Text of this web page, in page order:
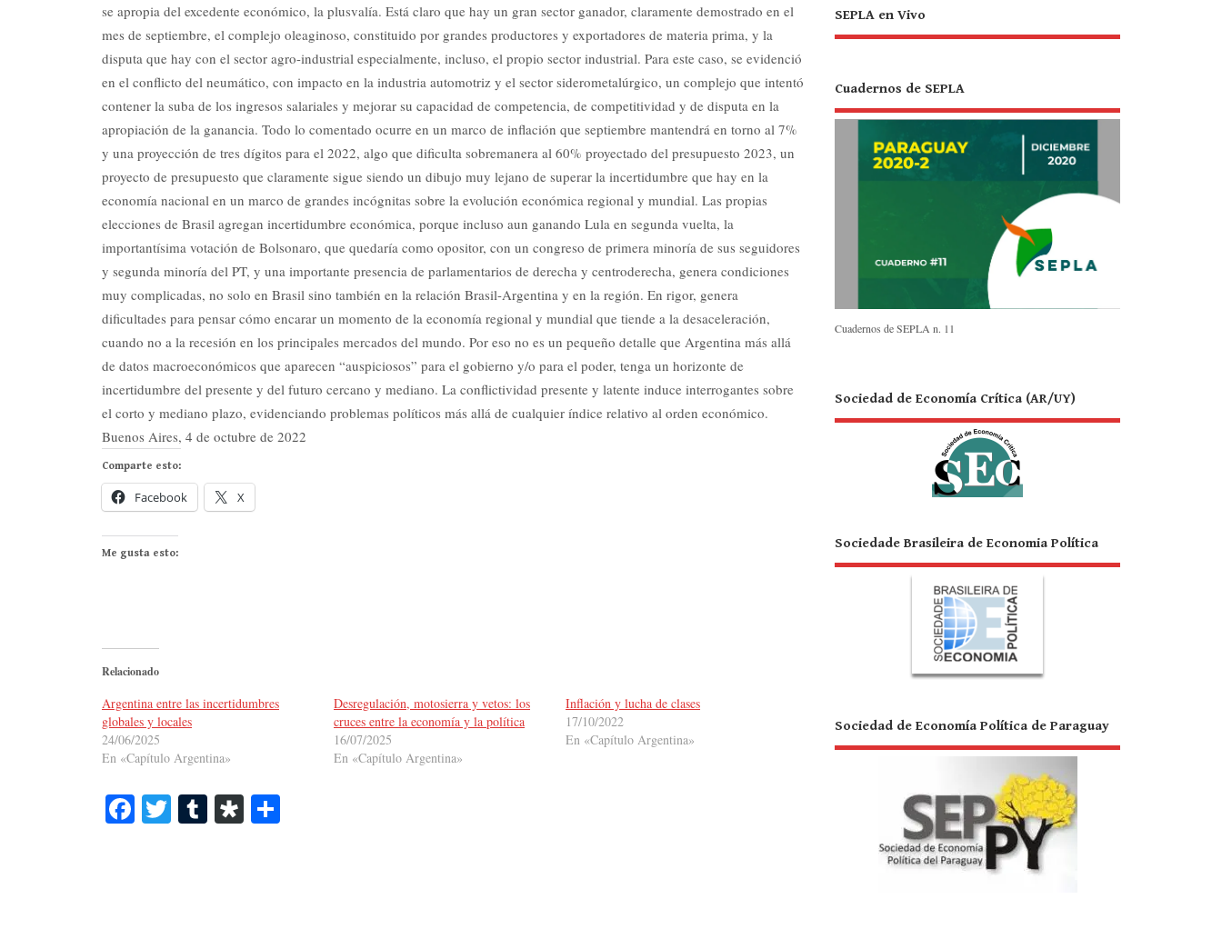
se apropia del excedente económico, la plusvalía. Está claro que hay un gran sector ganador, claramente demostrado en el
mes de septiembre, el complejo oleaginoso, constituido por grandes productores y exportadores de materia prima, y la
disputa que hay con el sector agro-industrial especialmente, incluso, el propio sector industrial. Para este caso, se evidenció
en el conflicto del neumático, con impacto en la industria automotriz y el sector siderometalúrgico, un complejo que intentó
contener la suba de los ingresos salariales y mejorar su capacidad de competencia, de competitividad y de disputa en la
apropiación de la ganancia. Todo lo comentado ocurre en un marco de inflación que septiembre mantendrá en torno al 7%
y una proyección de tres dígitos para el 2022, algo que dificulta sobremanera al 60% proyectado del presupuesto 2023, un
proyecto de presupuesto que claramente sigue siendo un dibujo muy lejano de superar la incertidumbre que hay en la
economía nacional en un marco de grandes incógnitas sobre la evolución económica regional y mundial. Las propias
elecciones de Brasil agregan incertidumbre económica, porque incluso aun ganando Lula en segunda vuelta, la
importantísima votación de Bolsonaro, que quedaría como opositor, con un congreso de primera minoría de sus seguidores
y segunda minoría del PT, y una importante presencia de parlamentarios de derecha y centroderecha, genera condiciones
muy complicadas, no solo en Brasil sino también en la relación Brasil-Argentina y en la región. En rigor, genera
dificultades para pensar cómo encarar un momento de la economía regional y mundial que tiende a la desaceleración,
cuando no a la recesión en los principales mercados del mundo. Por eso no es un pequeño detalle que Argentina más allá
de datos macroeconómicos que aparecen “auspiciosos” para el gobierno y/o para el poder, tenga un horizonte de
incertidumbre del presente y del futuro cercano y mediano. La conflictividad presente y latente induce interrogantes sobre
el corto y mediano plazo, evidenciando problemas políticos más allá de cualquier índice relativo al orden económico.
Buenos Aires, 4 de octubre de 2022
Comparte esto:
Facebook X
Me gusta esto:
Relacionado
Argentina entre las incertidumbres
globales y locales
24/06/2025
En «Capítulo Argentina»
Desregulación, motosierra y vetos: los
cruces entre la economía y la política
16/07/2025
En «Capítulo Argentina»
Inflación y lucha de clases
17/10/2022
En «Capítulo Argentina»
Fa T T Di
SEPLA en Vivo
Cuadernos de SEPLA
Cuadernos de SEPLA n. 11
Sociedad de Economía Crítica (AR/UY)
Sociedade Brasileira de Economia Política
Sociedad de Economía Política de Paraguay